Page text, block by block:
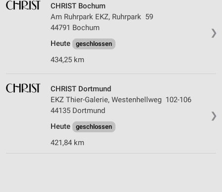
❯
CHRIST Bochum
Am Ruhrpark EKZ, Ruhrpark 59
44791 Bochum
Heute
geschlossen
434,25 km
❯
CHRIST Dortmund
EKZ Thier-Galerie, Westenhellweg 102-106
44135 Dortmund
Heute
geschlossen
421,84 km